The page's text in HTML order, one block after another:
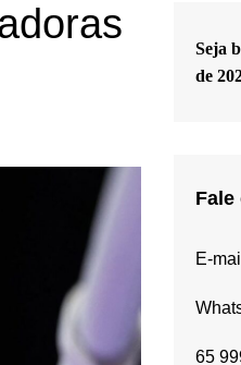
Seja
de
E-
65